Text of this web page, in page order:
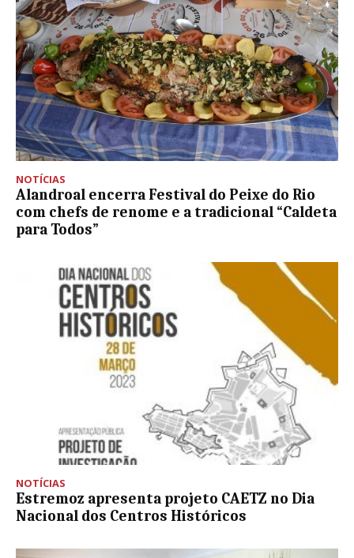
NOTÍCIAS
Alandroal encerra Festival do Peixe do Rio
com chefs de renome e a tradicional “Caldeta
para Todos”
NOTÍCIAS
Estremoz apresenta projeto CAETZ no Dia
Nacional dos Centros Históricos